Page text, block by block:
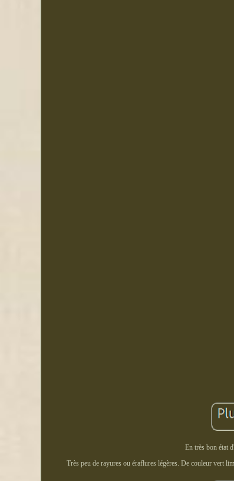
En très bon état
Très peu de rayures ou éraflures légères. De couleur vert